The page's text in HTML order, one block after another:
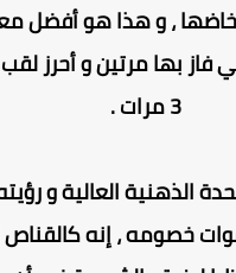
، و هذا هو أفضل
بها مرتين و أحرز لقب
الذهنية العالية و رؤيته
خصومه ، إنه كالقناص